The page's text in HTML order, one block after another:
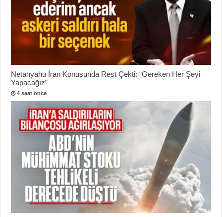
Netanyahu İran Konusunda Rest Çekti: “Gereken Her Şeyi
Yapacağız”
4 saat önce